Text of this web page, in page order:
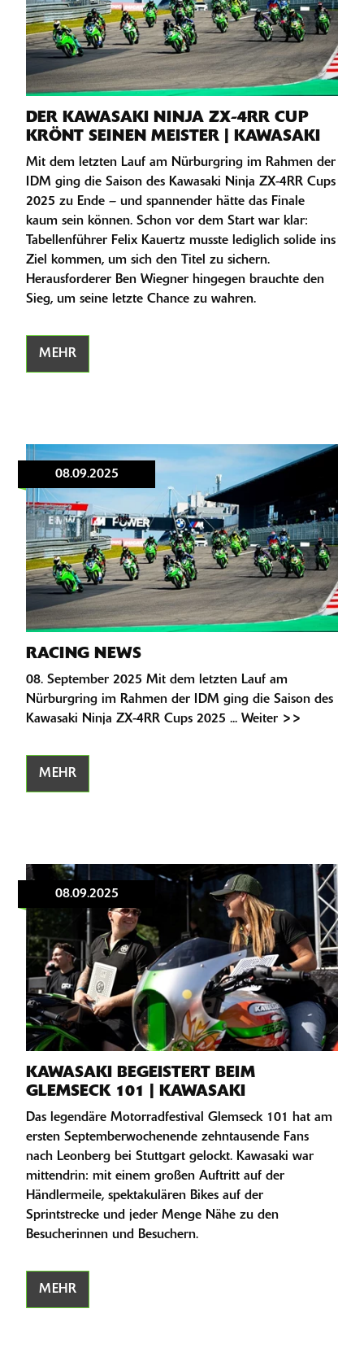
DER KAWASAKI NINJA ZX-4RR CUP
KRÖNT SEINEN MEISTER | KAWASAKI
Mit dem letzten Lauf am Nürburgring im Rahmen der
IDM ging die Saison des Kawasaki Ninja ZX-4RR Cups
2025 zu Ende – und spannender hätte das Finale
kaum sein können. Schon vor dem Start war klar:
Tabellenführer Felix Kauertz musste lediglich solide ins
Ziel kommen, um sich den Titel zu sichern.
Herausforderer Ben Wiegner hingegen brauchte den
Sieg, um seine letzte Chance zu wahren.
MEHR
08.09.2025
RACING NEWS
08. September 2025 Mit dem letzten Lauf am
Nürburgring im Rahmen der IDM ging die Saison des
Kawasaki Ninja ZX-4RR Cups 2025 ... Weiter >>
MEHR
08.09.2025
KAWASAKI BEGEISTERT BEIM
GLEMSECK 101 | KAWASAKI
Das legendäre Motorradfestival Glemseck 101 hat am
ersten Septemberwochenende zehntausende Fans
nach Leonberg bei Stuttgart gelockt. Kawasaki war
mittendrin: mit einem großen Auftritt auf der
Händlermeile, spektakulären Bikes auf der
Sprintstrecke und jeder Menge Nähe zu den
Besucherinnen und Besuchern.
MEHR